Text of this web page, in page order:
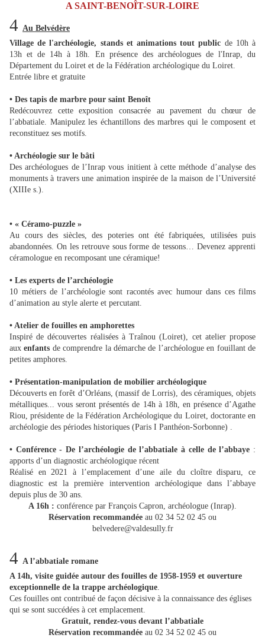
A SAINT-BENOÎT-SUR-LOIRE
4 Au Belvédère
Village de l'archéologie, stands et animations tout public de 10h à
13h et de 14h à 18h. En présence des archéologues de l'Inrap, du
Département du Loiret et de la Fédération archéologique du Loiret.
Entrée libre et gratuite
• Des tapis de marbre pour saint Benoît
Redécouvrez cette exposition consacrée au pavement du chœur de
l’abbatiale. Manipulez les échantillons des marbres qui le composent et
reconstituez ses motifs.
• Archéologie sur le bâti
Des archéologues de l’Inrap vous initient à cette méthode d’analyse des
monuments à travers une animation inspirée de la maison de l’Université
(XIIIe s.).
• « Céramo-puzzle »
Au cours des siècles, des poteries ont été fabriquées, utilisées puis
abandonnées. On les retrouve sous forme de tessons… Devenez apprenti
céramologue en recomposant une céramique!
• Les experts de l’archéologie
10 métiers de l’archéologie sont racontés avec humour dans ces films
d’animation au style alerte et percutant.
• Atelier de fouilles en amphorettes
Inspiré de découvertes réalisées à Traînou (Loiret), cet atelier propose
auxenfants de comprendre la démarche de l’archéologue en fouillant de
petites amphores.
• Présentation-manipulation de mobilier archéologique
Découverts en forêt d’Orléans, (massif de Lorris), des céramiques, objets
métalliques... vous seront présentés de 14h à 18h, en présence d’Agathe
Riou, présidente de la Fédération Archéologique du Loiret, doctorante en
archéologie des périodes historiques (Paris I Panthéon-Sorbonne) .
• Conférence - De l’archéologie de l’abbatiale à celle de l’abbaye :
apports d’un diagnostic archéologique récent
Réalisé en 2021 à l’emplacement d’une aile du cloître disparu, ce
diagnostic est la première intervention archéologique dans l’abbaye
depuis plus de 30 ans.
A 16h : conférence par François Capron, archéologue (Inrap).
Réservation recommandée au 02 34 52 02 45 ou
belvedere@valdesully.fr
4 A l’abbatiale romane
A 14h, visite guidée autour des fouilles de 1958-1959 et ouverture
exceptionnelle de la trappe archéologique.
Ces fouilles ont contribué de façon décisive à la connaissance des églises
qui se sont succédées à cet emplacement.
Gratuit, rendez-vous devant l’abbatiale
Réservation recommandée au 02 34 52 02 45 ou